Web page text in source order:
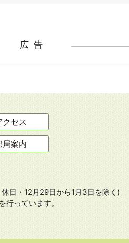
広告
クセス
局案内
日・12月29日から1月3日を除く)
っています。